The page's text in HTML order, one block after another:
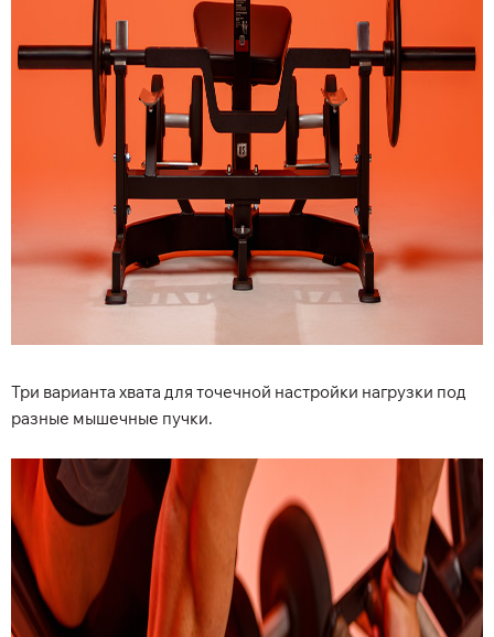
Три варианта хвата для точечной настройки нагрузки под
разные мышечные пучки.